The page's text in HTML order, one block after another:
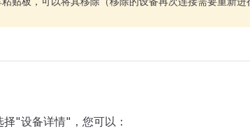
"设备详情"，您可以：